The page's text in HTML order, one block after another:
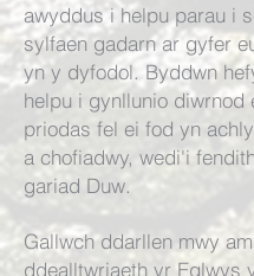
awyddus i helpu parau i
sylfaen gadarn ar gyfer
yn y dyfodol. Byddwn
helpu i gynllunio diwrnod
priodas fel ei fod yn
a chofiadwy, wedi'i
gariad Duw.
Gallwch ddarllen mwy am
ddealltwriaeth yr Eglwys